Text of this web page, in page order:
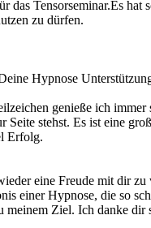
das Tensorseminar.Es hat
zu dürfen.
Hypnose
genieße ich
Seite stehst. Es ist eine
Erfolg.
eine Freude mit dir
einer Hypnose, die so
meinem Ziel. Ich danke